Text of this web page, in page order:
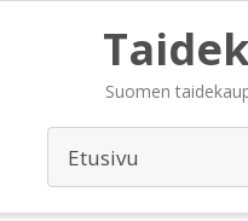
Suomen